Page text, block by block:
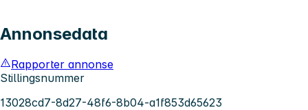
Annonsedata
Rapporter annonse
Stillingsnummer
13028cd7-8d27-48f6-8b04-a1f853d65623